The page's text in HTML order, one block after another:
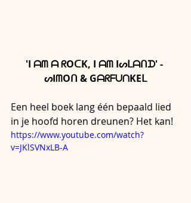
'I ᗩᗰ ᗩ ᖇOᑕK, I ᗩᗰ Iᔕᒪᗩᑎᗪ' -
ᔕIᗰOᑎ & GᗩᖇᖴᑌᑎKEᒪ
Een heel boek lang één bepaald lied
in je hoofd horen dreunen? Het kan!
https://www.youtube.com/watch?
v=JKlSVNxLB-A